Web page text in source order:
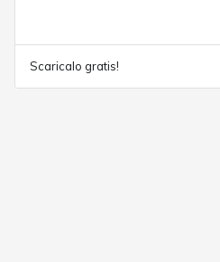
Scaricalo gratis!